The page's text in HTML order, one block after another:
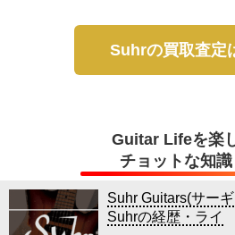
Suhrの買取査定
Guitar Lifeを楽
チョットな知識
Suhr Guitars(サー
Suhrの経歴・ライ